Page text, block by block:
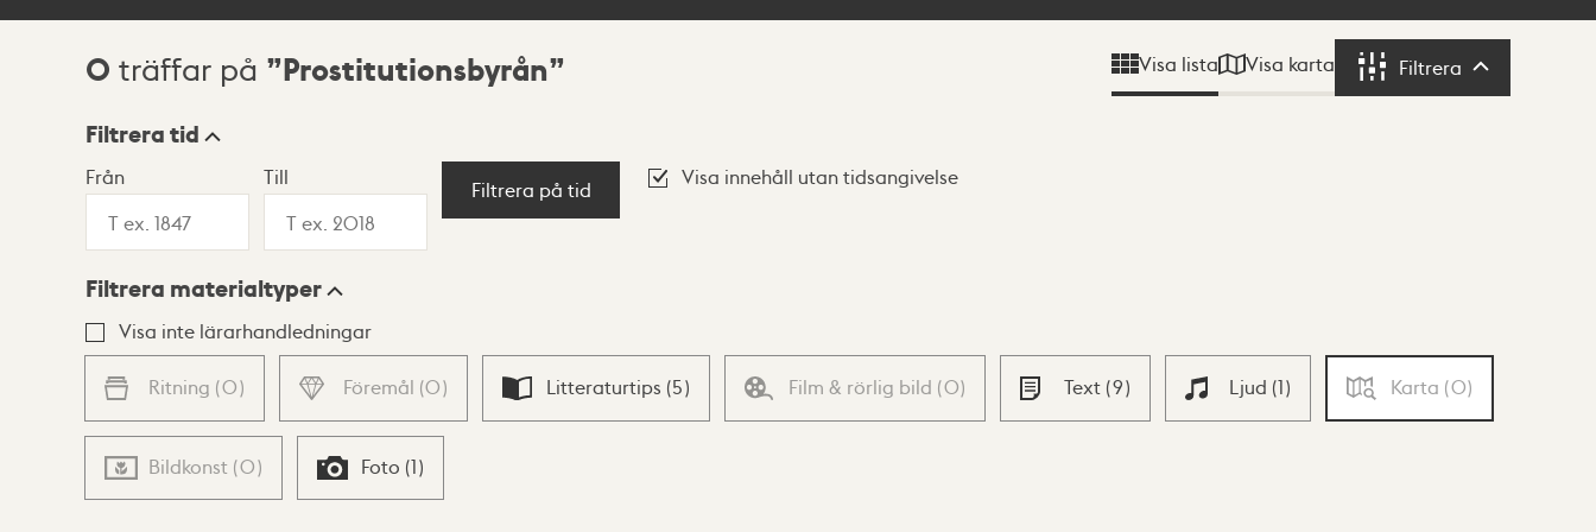
Sökresultat
0 träffar på Prostitutionsbyrån Visa lista Visa karta Filtrera Filtrera
Visningsläge
Lista Karta
Filtrera tid
Från Till
Filtrera på tid
Visa innehåll utan tidsangivelse
Filtrera materialtyper
Visa inte lärarhandledningar
Ritning (0) Föremål (0) Litteraturtips (5) Film & rörlig bild (0) Text (9) Ljud (1) Karta (0)
Bildkonst (0) Foto (1)